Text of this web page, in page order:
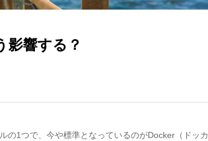
響する？
の1つで、今や標準となっているのがDocker（ドッカ